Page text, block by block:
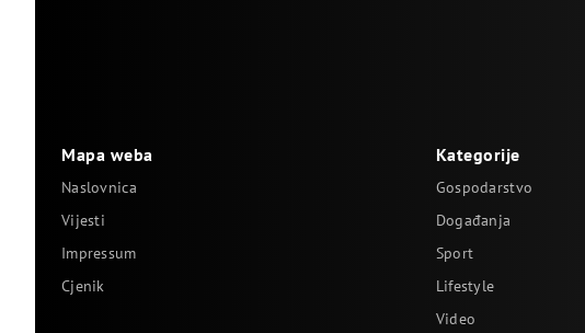
Mapa weba
Naslovnica
Vijesti
Impressum
Cjenik
Kategorije
Gospodarstvo
Događanja
Sport
Lifestyle
Video